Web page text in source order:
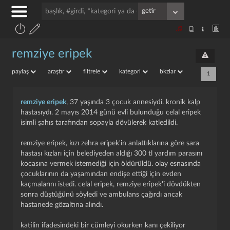
remziye eripek
paylaş araştır filtrele kategori bkzlar 1
remziye eripek, 37 yaşında 3 çocuk annesiydi. kronik kalp
hastasıydı. 2 mayıs 2014 günü evli bulunduğu celal eripek
isimli şahıs tarafından sopayla dövülerek katledildi.
remziye eripek, kızı zehra eripek'in anlattıklarına göre sara
hastası kızları için belediyeden aldığı 300 tl yardım parasını
kocasına vermek istemediği için öldürüldü. olay esnasında
çocuklarının da yaşamından endişe ettiği için evden
kaçmalarını istedi. celal eripek, remziye eripek'i dövdükten
sonra düştüğünü söyledi ve ambulans çağırdı ancak
hastanede gözaltına alındı.
katilin ifadesindeki bir cümleyi okurken kanı çekiliyor